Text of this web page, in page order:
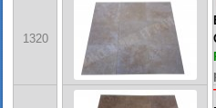
1320
FRANCE MARBRE 13 ( 13680
FRANCE MARBRE 84 ( 84600